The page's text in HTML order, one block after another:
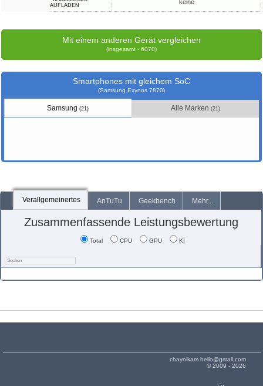
AUFLADEN
keine
Mit einem anderen Gerät vergleichen
(insgesamt - 6070)
Smartphones mit gleichem SoC
(Samsung Exynos 7870)
Samsung(21) Alle Marken (21)
Verallgemeinertes AnTuTu Geekbench Mehr...
Zusammenfassende Leistungsbewertung
Total CPU GPU KI
chaynikam.hello@gmail.com
© 2009 - 2026